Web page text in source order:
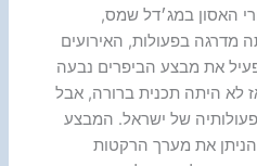
האסון במג׳דל שמס,
מדרגה בפעולות, האירועים
את מבצע הביפרים נבעה
לא היתה תכנית ברורה, אבל
של ישראל. המבצע
את מערך הרקטות